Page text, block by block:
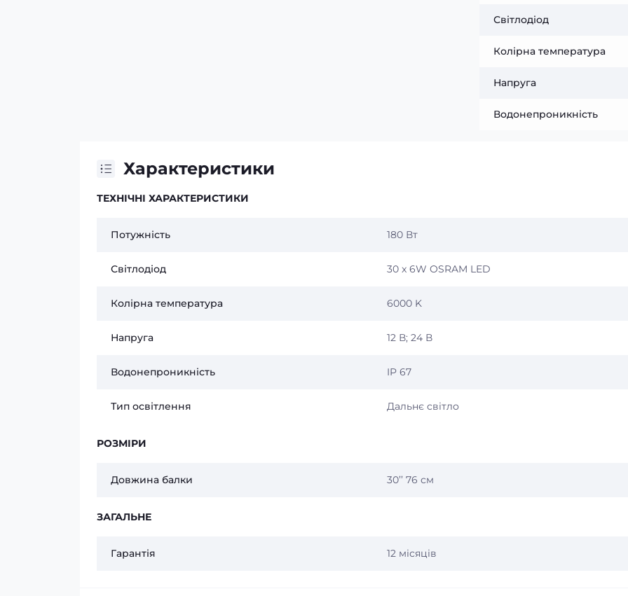
Світлодіод
Колірна температура
Напруга
Водонепроникність
Характеристики
ТЕХНІЧНІ ХАРАКТЕРИСТИКИ
Потужність 180 Вт
Світлодіод 30 x 6W OSRAM LED
Колірна температура 6000 K
Напруга 12 В; 24 В
Водонепроникність IP 67
Тип освітлення Дальнє світло
РОЗМІРИ
Довжина балки 30’’ 76 см
ЗАГАЛЬНЕ
Гарантія 12 місяців